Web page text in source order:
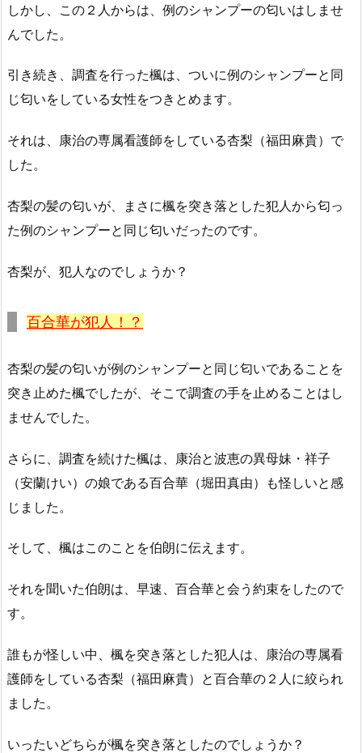
しかし、この２人からは、例のシャンプーの匂いはしませ
んでした。
引き続き、調査を行った楓は、ついに例のシャンプーと同
じ匂いをしている女性をつきとめます。
それは、康治の専属看護師をしている杏梨（福田麻貴）で
した。
杏梨の髪の匂いが、まさに楓を突き落とした犯人から匂っ
た例のシャンプーと同じ匂いだったのです。
杏梨が、犯人なのでしょうか？
百合華が犯人！？
杏梨の髪の匂いが例のシャンプーと同じ匂いであることを
突き止めた楓でしたが、そこで調査の手を止めることはし
ませんでした。
さらに、調査を続けた楓は、康治と波恵の異母妹・祥子
（安蘭けい）の娘である百合華（堀田真由）も怪しいと感
じました。
そして、楓はこのことを伯朗に伝えます。
それを聞いた伯朗は、早速、百合華と会う約束をしたので
す。
誰もが怪しい中、楓を突き落とした犯人は、康治の専属看
護師をしている杏梨（福田麻貴）と百合華の２人に絞られ
ました。
いったいどちらが楓を突き落としたのでしょうか？